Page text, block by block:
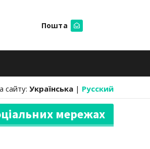
Пошта
сайту: Українська | Русский
мережах